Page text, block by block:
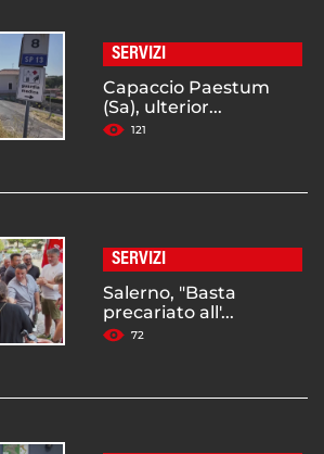
SERVIZI
Capaccio Paestum
(Sa), ulterior...
121
SERVIZI
Salerno, "Basta
precariato all'...
72